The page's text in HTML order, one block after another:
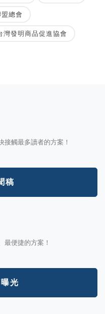
總會
灣發明商品促進協會
觸最多讀者的方案！
稿
便捷的方案！
光